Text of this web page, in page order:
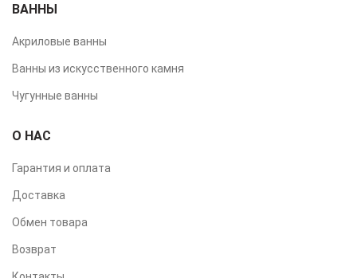
ВАННЫ
Акриловые ванны
Ванны из искусственного камня
Чугунные ванны
О НАС
Гарантия и оплата
Доставка
Обмен товара
Возврат